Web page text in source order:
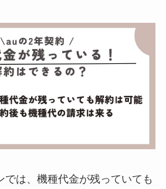
では、機種代金が残っていても